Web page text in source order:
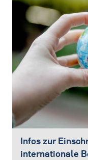
Infos zur
internationale